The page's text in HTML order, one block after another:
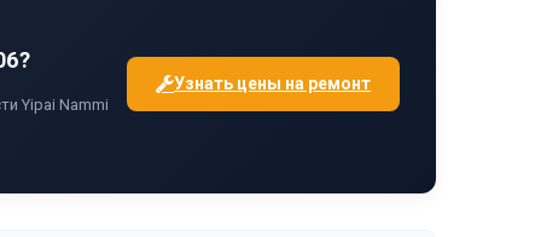
Yipai Nammi
Узнать цены на ремонт